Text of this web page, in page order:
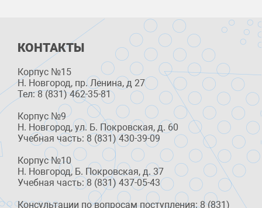
КОНТАКТЫ
Корпус №15
Н. Новгород, пр. Ленина, д 27
Тел: 8 (831) 462-35-81
Корпус №9
Н. Новгород, ул. Б. Покровская, д. 60
Учебная часть: 8 (831) 430-39-09
Корпус №10
Н. Новгород, Б. Покровская, д. 37
Учебная часть: 8 (831) 437-05-43
Консультации по вопросам поступления: 8 (831)